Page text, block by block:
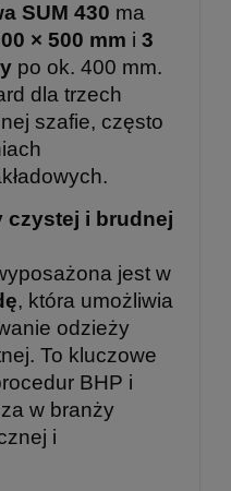
SUM 430 ma
× 500 mm i 3
po ok. 400 mm.
dla trzech
szafie, często
czystej i brudnej
jest w
, która umożliwia
odzieży
To kluczowe
BHP i
w branży
i